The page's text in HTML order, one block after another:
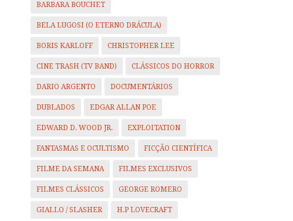
BARBARA BOUCHET
BELA LUGOSI (O ETERNO DRÁCULA)
BORIS KARLOFF CHRISTOPHER LEE
CINE TRASH (TV BAND) CLÁSSICOS DO HORROR
DARIO ARGENTO DOCUMENTÁRIOS
DUBLADOS EDGAR ALLAN POE
EDWARD D. WOOD JR. EXPLOITATION
FANTASMAS E OCULTISMO FICÇÃO CIENTÍFICA
FILME DA SEMANA FILMES EXCLUSIVOS
FILMES CLÁSSICOS GEORGE ROMERO
GIALLO / SLASHER H.P LOVECRAFT